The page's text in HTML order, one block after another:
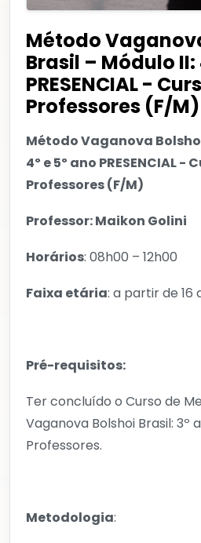
Método
Brasil – Módulo II:
PRESENCIAL -
Professores (F/M)
Método Vaganova
4º e 5º ano PRESENCIAL -
Professores (F/M)
Professor: Maikon Golini
Horários: 08h00 – 12h00
Faixa etária: a partir de 16
Pré-requisitos:
Ter concluído o Curso de
Vaganova Bolshoi Brasil: 3º
Professores.
Metodologia: